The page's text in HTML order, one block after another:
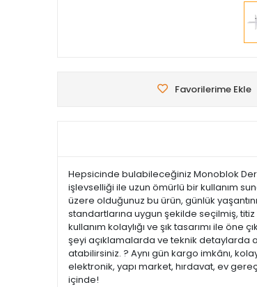
Favorilerime Ekle
Hepsicinde bulabileceğiniz Monoblok
işlevselliği ile uzun ömürlü bir kullanım
üzere olduğunuz bu ürün, günlük
standartlarına uygun şekilde seçilmiş,
kullanım kolaylığı ve şık tasarımı ile
şeyi açıklamalarda ve teknik detaylarda
atabilirsiniz. ? Aynı gün kargo imkânı,
elektronik, yapı market, hırdavat, ev
içinde!